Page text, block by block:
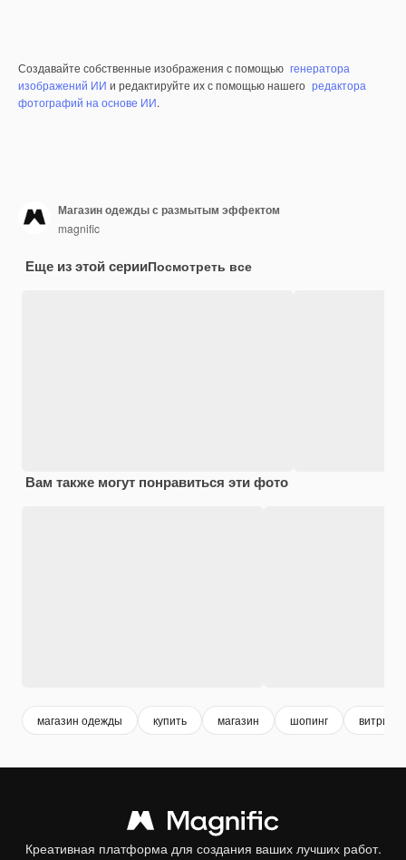
Создавайте собственные изображения с помощью генератора
изображений ИИ и редактируйте их с помощью нашего редактора
фотографий на основе ИИ.
Магазин одежды с размытым эффектом
magnific
Еще из этой серииПосмотреть все
Вам также могут понравиться эти фото
магазин одежды купить магазин шопинг витрина
Креативная платформа для создания ваших лучших работ.